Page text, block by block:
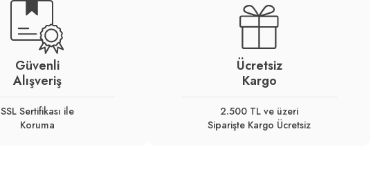
Güvenli
Alışveriş
SSL Sertifikası ile
Koruma
Ücretsiz
Kargo
2.500 TL ve üzeri
Siparişte Kargo Ücretsiz